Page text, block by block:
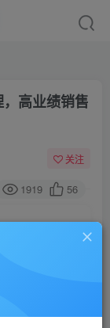
高业绩销售
关注
1919 56